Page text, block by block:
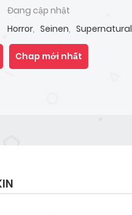
Đang cập nhật
Horror, Seinen, Supernatural
Chap mới nhất